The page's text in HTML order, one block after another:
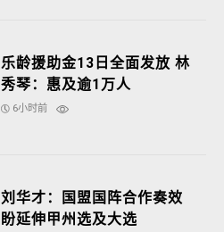
乐龄援助金13日全面发放 林
秀琴：惠及逾1万人
6小时前
刘华才：国盟国阵合作奏效
盼延伸甲州选及大选